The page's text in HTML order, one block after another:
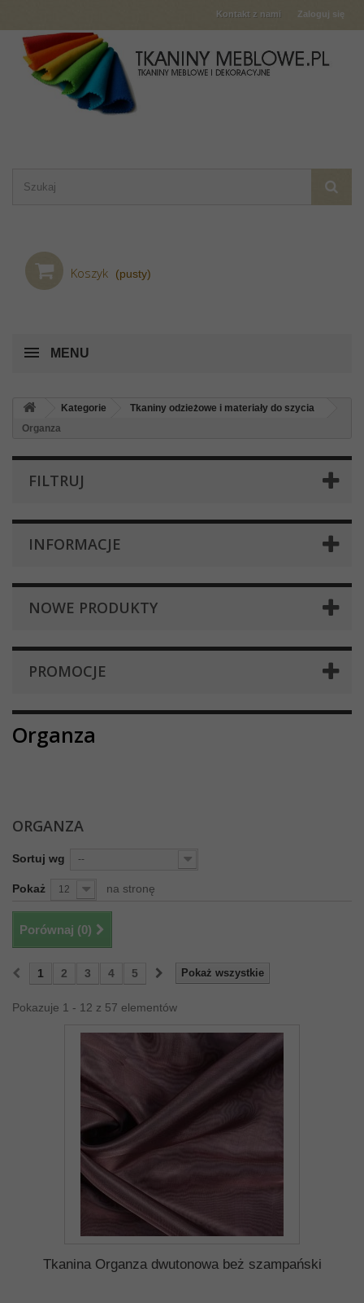
Zaloguj się
Kontakt z nami
Koszyk (pusty)
MENU
Kategorie
Tkaniny odzieżowe i materiały do szycia
Organza
FILTRUJ
INFORMACJE
NOWE PRODUKTY
PROMOCJE
Organza
ORGANZA
Sortuj wg --
Pokaż 12 na stronę
Porównaj (0)
Pokaż wszystkie
1 2 3 4 5
Pokazuje 1 - 12 z 57 elementów
Tkanina Organza dwutonowa beż szampański